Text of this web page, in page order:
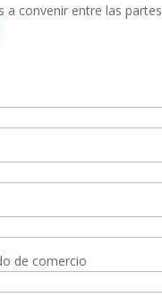
a convenir entre las partes
de comercio